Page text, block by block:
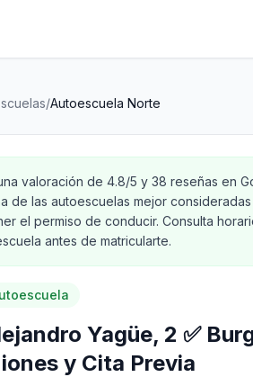
/Autoescuela Norte
valoración de 4.8/5 y 38 reseñas en
de las autoescuelas mejor
el permiso de conducir. Consulta
antes de matricularte.
Yagüe, 2 ✅
y Cita Previa